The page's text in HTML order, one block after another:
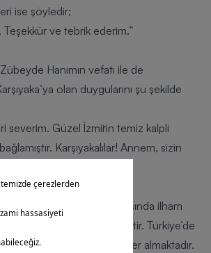
ise şöyledir;
Teşekkür ve tebrik ederim.”
Hanımın vefatı ile de
olan duygularını şu şekilde
severim. Güzel İzmir`in temiz kalpli
Karşıyakalılar! Annem, sizin
ve orada da sizin Türk
bu formanın yaratılmasında ilham
ve kaygan bir yapıya sahiptir. Türkiye’de
alt kısımında armada yer almaktadır.